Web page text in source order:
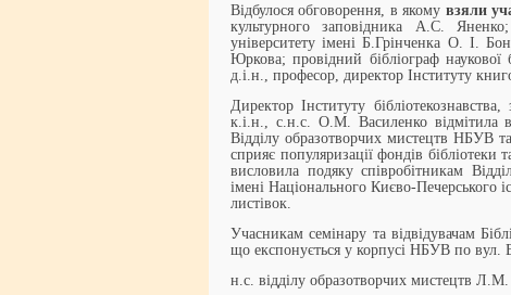
Відбулося обговорення, в якому взяли
культурного заповідника А.С.
університету імені Б.Грінченка О. І.
Юркова; провідний бібліограф
д.і.н., професор, директор Інституту
Директор Інституту бібліотекознавства,
к.і.н., с.н.с. О.М. Василенко відмітила
Відділу образотворчих мистецтв НБУВ та
сприяє популяризації фондів
висловила подяку співробітникам
імені Національного Києво-Печерського
листівок.
Учасникам семінару та відвідувачам
що експонується у корпусі НБУВ по вул.
н.с. відділу образотворчих мистецтв